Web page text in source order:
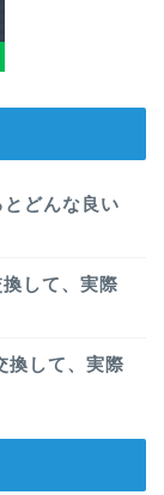
とどんな良い
して、実際
換して、実際